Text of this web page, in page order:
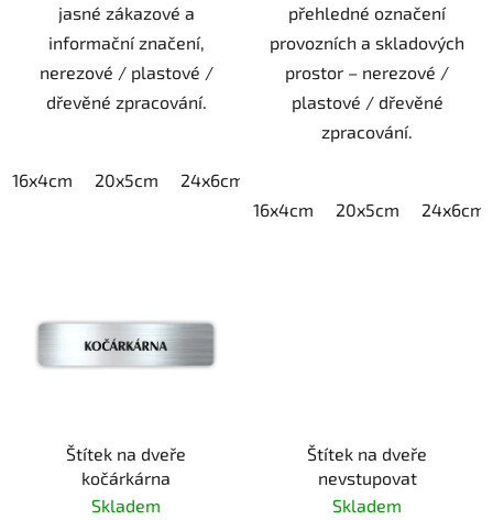
jasné zákazové a
informační značení,
nerezové / plastové /
dřevěné zpracování.
16x4cm 20x5cm 24x6cm
přehledné označení
provozních a skladových
prostor – nerezové /
plastové / dřevěné
zpracování.
16x4cm 20x5cm 24x6cm
Štítek na dveře
kočárkárna
Skladem
Štítek na dveře
nevstupovat
Skladem